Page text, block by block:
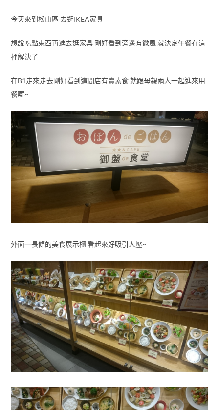
今天來到松山區 去逛IKEA家具
想說吃點東西再進去逛家具 剛好看到旁邊有微風 就決定午餐在這
裡解決了
在B1走來走去剛好看到這間店有賣素食 就跟母親兩人一起進來用
餐囉~
外面一長條的美食展示櫃 看起來好吸引人壓~